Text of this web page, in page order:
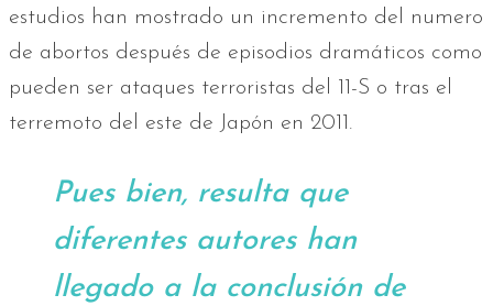
estudios han mostrado un incremento del numero
de abortos después de episodios dramáticos como
pueden ser ataques terroristas del 11-S o tras el
terremoto del este de Japón en 2011.
Pues bien, resulta que
diferentes autores han
llegado a la conclusión de